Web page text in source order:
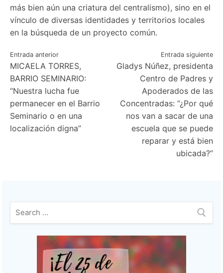
más bien aún una criatura del centralismo), sino en el
vínculo de diversas identidades y territorios locales
en la búsqueda de un proyecto común.
Navegación
de
entradas
Entrada anterior
MICAELA TORRES,
BARRIO SEMINARIO:
“Nuestra lucha fue
permanecer en el Barrio
Seminario o en una
localización digna”
Entrada siguiente
Gladys Núñez, presidenta
Centro de Padres y
Apoderados de las
Concentradas: “¿Por qué
nos van a sacar de una
escuela que se puede
reparar y está bien
ubicada?”
Buscar: